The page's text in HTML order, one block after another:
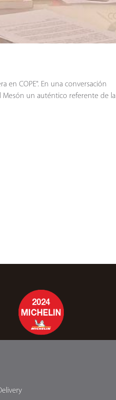
en COPE". En una conversación
Mesón un auténtico referente de la